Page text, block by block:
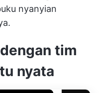
nyanyian
tim
nyata